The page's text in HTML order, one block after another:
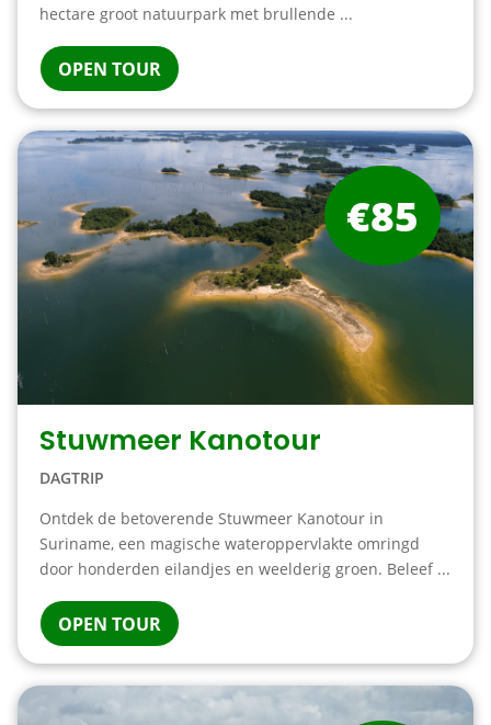
hectare groot natuurpark met brullende ...
OPEN TOUR
Stuwmeer Kanotour
DAGTRIP
Ontdek de betoverende Stuwmeer Kanotour in
Suriname, een magische wateroppervlakte omringd
door honderden eilandjes en weelderig groen. Beleef ...
OPEN TOUR
€85